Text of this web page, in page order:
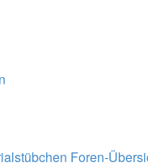
Foren-